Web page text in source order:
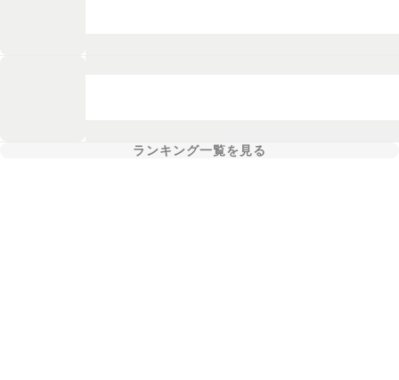
ランキング一覧を見る